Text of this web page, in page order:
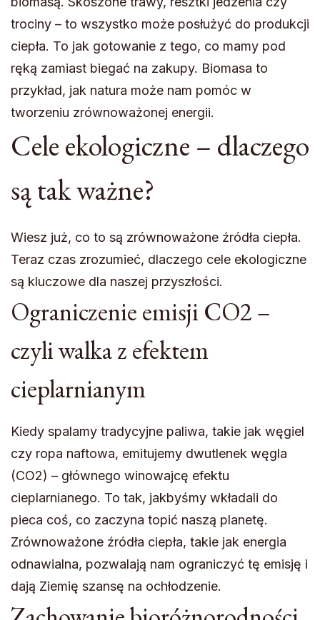
trociny – to wszystko może posłużyć do produkcji
ciepła. To jak gotowanie z tego, co mamy pod
ręką zamiast biegać na zakupy. Biomasa to
przykład, jak natura może nam pomóc w
tworzeniu zrównoważonej energii.
Cele ekologiczne – dlaczego
są tak ważne?
Wiesz już, co to są zrównoważone źródła ciepła.
Teraz czas zrozumieć, dlaczego cele ekologiczne
są kluczowe dla naszej przyszłości.
Ograniczenie emisji CO2 –
czyli walka z efektem
cieplarnianym
Kiedy spalamy tradycyjne paliwa, takie jak węgiel
czy ropa naftowa, emitujemy dwutlenek węgla
(CO2) – głównego winowajcę efektu
cieplarnianego. To tak, jakbyśmy wkładali do
pieca coś, co zaczyna topić naszą planetę.
Zrównoważone źródła ciepła, takie jak energia
odnawialna, pozwalają nam ograniczyć tę emisję i
dają Ziemię szansę na ochłodzenie.